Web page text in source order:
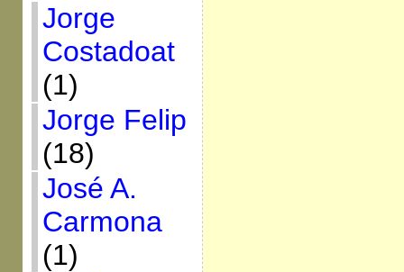
Jorge
Costadoat
(1)
Jorge Felip
(18)
José A.
Carmona
(1)